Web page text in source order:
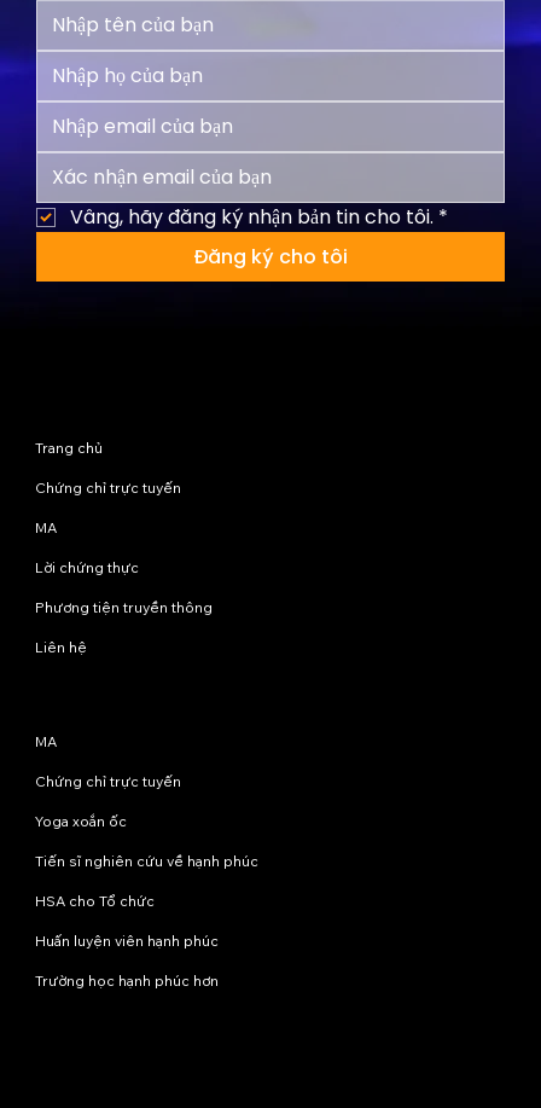
Vâng, hãy đăng ký nhận bản tin cho tôi. *
Đăng ký cho tôi
Trang chủ
Chứng chỉ trực tuyến
MA
Lời chứng thực
Phương tiện truyền thông
Liên hệ
MA
Chứng chỉ trực tuyến
Yoga xoắn ốc
Tiến sĩ nghiên cứu về hạnh phúc
HSA cho Tổ chức
Huấn luyện viên hạnh phúc
Trường học hạnh phúc hơn